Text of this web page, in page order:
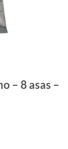
– 8 asas –